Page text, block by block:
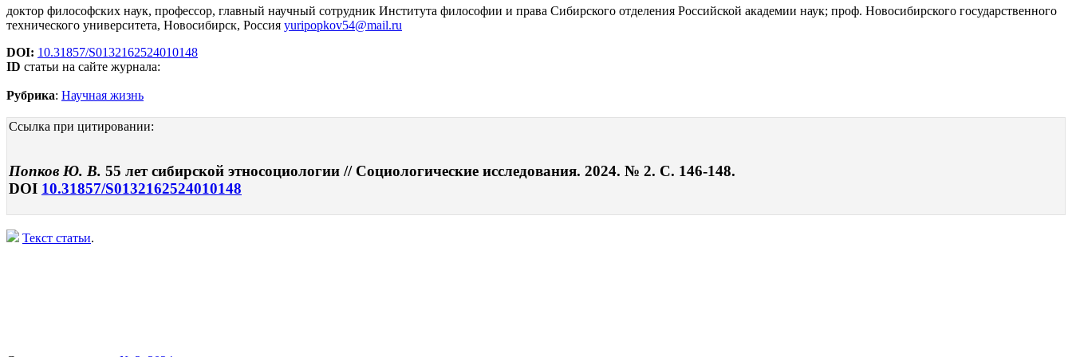
доктор философских наук, профессор, главный научный сотрудник Института философии и права Сибирского отделения Российской академии наук; проф. Новосибирского государственного
технического университета, Новосибирск, Россия yuripopkov54@mail.ru
DOI: 10.31857/S0132162524010148
ID статьи на сайте журнала:
Рубрика: Научная жизнь
Ссылка при цитировании:
Попков Ю. В. 55 лет сибирской этносоциологии // Социологические исследования. 2024. № 2. С. 146-148.
DOI 10.31857/S0132162524010148
Текст статьи.